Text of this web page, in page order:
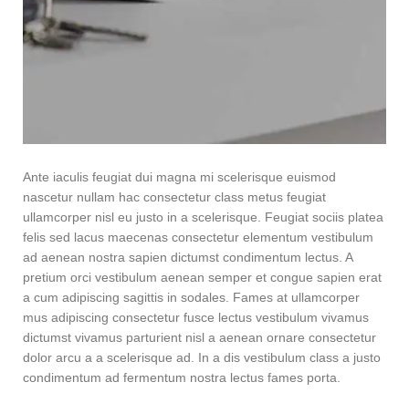
Ante iaculis feugiat dui magna mi scelerisque euismod
nascetur nullam hac consectetur class metus feugiat
ullamcorper nisl eu justo in a scelerisque. Feugiat sociis platea
felis sed lacus maecenas consectetur elementum vestibulum
ad aenean nostra sapien dictumst condimentum lectus. A
pretium orci vestibulum aenean semper et congue sapien erat
a cum adipiscing sagittis in sodales. Fames at ullamcorper
mus adipiscing consectetur fusce lectus vestibulum vivamus
dictumst vivamus parturient nisl a aenean ornare consectetur
dolor arcu a a scelerisque ad. In a dis vestibulum class a justo
condimentum ad fermentum nostra lectus fames porta.